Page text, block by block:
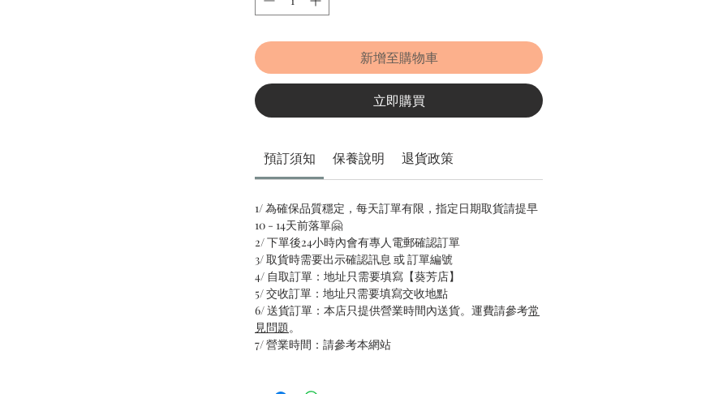
新增至購物車
立即購買
預訂須知 保養說明 退貨政策
1/ 為確保品質穩定，每天訂單有限，指定日期取貨請提早
10 - 14天前落單🤗
2/ 下單後24小時內會有專人電郵確認訂單
3/ 取貨時需要出示確認訊息 或 訂單編號
4/ 自取訂單：地址只需要填寫【葵芳店】
5/ 交收訂單：地址只需要填寫交收地點
6/ 送貨訂單：本店只提供營業時間內送貨。運費請參考常
見問題。
7/ 營業時間：請參考本網站